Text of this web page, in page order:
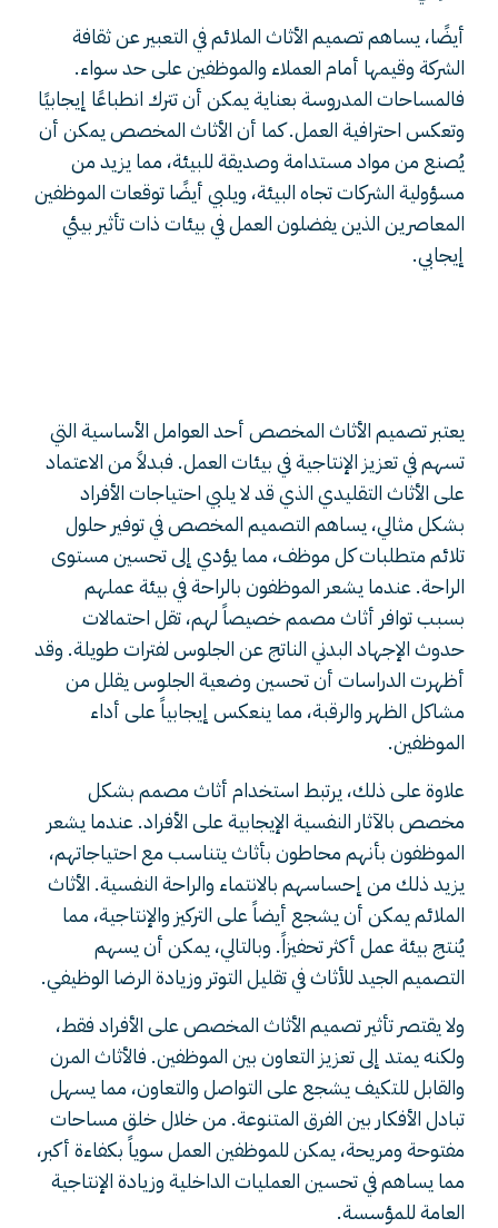
أيضًا، يساهم تصميم الأثاث الملائم في التعبير عن ثقافة
الشركة وقيمها أمام العملاء والموظفين على حد سواء.
فالمساحات المدروسة بعناية يمكن أن تترك انطباعًا إيجابيًا
وتعكس احترافية العمل. كما أن الأثاث المخصص يمكن أن
يُصنع من مواد مستدامة وصديقة للبيئة، مما يزيد من
مسؤولية الشركات تجاه البيئة، ويلبي أيضًا توقعات الموظفين
المعاصرين الذين يفضلون العمل في بيئات ذات تأثير بيئي
إيجابي.
يعتبر تصميم الأثاث المخصص أحد العوامل الأساسية التي
تسهم في تعزيز الإنتاجية في بيئات العمل. فبدلاً من الاعتماد
على الأثاث التقليدي الذي قد لا يلبي احتياجات الأفراد
بشكل مثالي، يساهم التصميم المخصص في توفير حلول
تلائم متطلبات كل موظف، مما يؤدي إلى تحسين مستوى
الراحة. عندما يشعر الموظفون بالراحة في بيئة عملهم
بسبب توافر أثاث مصمم خصيصاً لهم، تقل احتمالات
حدوث الإجهاد البدني الناتج عن الجلوس لفترات طويلة. وقد
أظهرت الدراسات أن تحسين وضعية الجلوس يقلل من
مشاكل الظهر والرقبة، مما ينعكس إيجابياً على أداء
الموظفين.
علاوة على ذلك، يرتبط استخدام أثاث مصمم بشكل
مخصص بالآثار النفسية الإيجابية على الأفراد. عندما يشعر
الموظفون بأنهم محاطون بأثاث يتناسب مع احتياجاتهم،
يزيد ذلك من إحساسهم بالانتماء والراحة النفسية. الأثاث
الملائم يمكن أن يشجع أيضاً على التركيز والإنتاجية، مما
يُنتج بيئة عمل أكثر تحفيزاً. وبالتالي، يمكن أن يسهم
التصميم الجيد للأثاث في تقليل التوتر وزيادة الرضا الوظيفي.
ولا يقتصر تأثير تصميم الأثاث المخصص على الأفراد فقط،
ولكنه يمتد إلى تعزيز التعاون بين الموظفين. فالأثاث المرن
والقابل للتكيف يشجع على التواصل والتعاون، مما يسهل
تبادل الأفكار بين الفرق المتنوعة. من خلال خلق مساحات
مفتوحة ومريحة، يمكن للموظفين العمل سوياً بكفاءة أكبر،
مما يساهم في تحسين العمليات الداخلية وزيادة الإنتاجية
العامة للمؤسسة.